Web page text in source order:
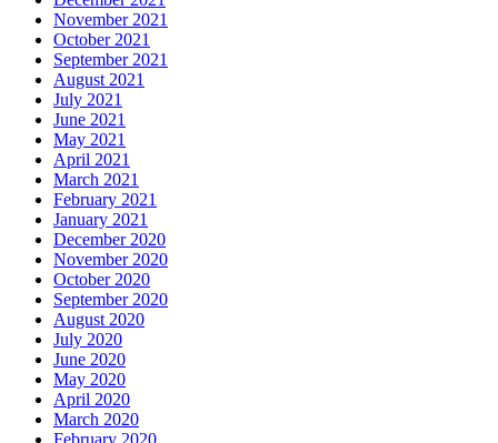
November 2021
October 2021
September 2021
August 2021
July 2021
June 2021
May 2021
April 2021
March 2021
February 2021
January 2021
December 2020
November 2020
October 2020
September 2020
August 2020
July 2020
June 2020
May 2020
April 2020
March 2020
February 2020